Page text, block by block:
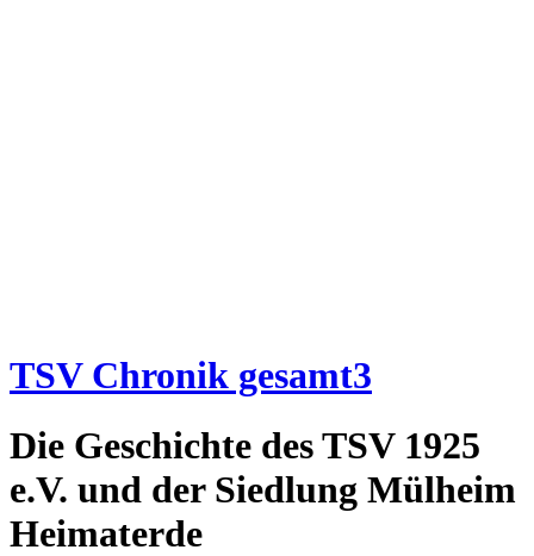
TSV Chronik gesamt3
Die Geschichte des TSV 1925
e.V. und der Siedlung Mülheim
Heimaterde